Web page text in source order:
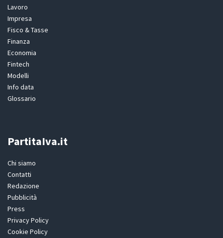
Lavoro
Impresa
Fisco & Tasse
Finanza
Economia
Fintech
Modelli
Info data
Glossario
PartitaIva.it
Chi siamo
Contatti
Redazione
Pubblicità
Press
Privacy Policy
Cookie Policy